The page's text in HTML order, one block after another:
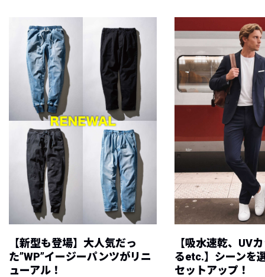
【新型も登場】大人気だっ
た”WP”イージーパンツがリニ
ューアル！
【吸水速乾、UV
るetc.】シーンを
セットアップ！